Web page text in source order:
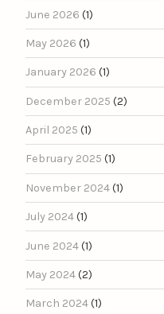
June 2026 (1)
May 2026 (1)
January 2026 (1)
December 2025 (2)
April 2025 (1)
February 2025 (1)
November 2024(1)
July 2024(1)
June 2024(1)
May 2024(2)
March 2024(1)